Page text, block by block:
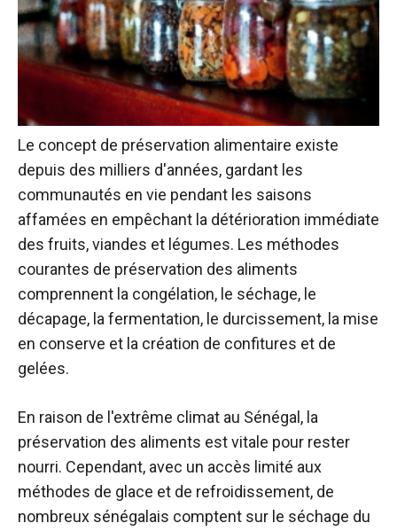
Le concept de préservation alimentaire existe
depuis des milliers d'années, gardant les
communautés en vie pendant les saisons
affamées en empêchant la détérioration immédiate
des fruits, viandes et légumes. Les méthodes
courantes de préservation des aliments
comprennent la congélation, le séchage, le
décapage, la fermentation, le durcissement, la mise
en conserve et la création de confitures et de
gelées.
En raison de l'extrême climat au Sénégal, la
préservation des aliments est vitale pour rester
nourri. Cependant, avec un accès limité aux
méthodes de glace et de refroidissement, de
nombreux sénégalais comptent sur le séchage du